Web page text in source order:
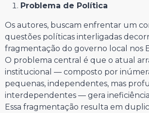
Problema de Política
Os autores, buscam enfrentar um
questões políticas interligadas
fragmentação do governo local nos
O problema central é que o atual
institucional — composto por
pequenas, independentes, mas
interdependentes — gera
Essa fragmentação resulta em